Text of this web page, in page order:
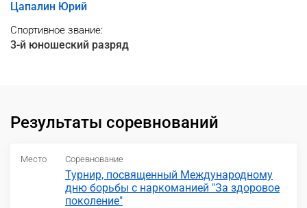
Цапалин Юрий
Спортивное звание:
3-й юношеский разряд
Результаты соревнований
Место Соревнование
Турнир, посвященный Международному
дню борьбы с наркоманией "За здоровое
поколение"